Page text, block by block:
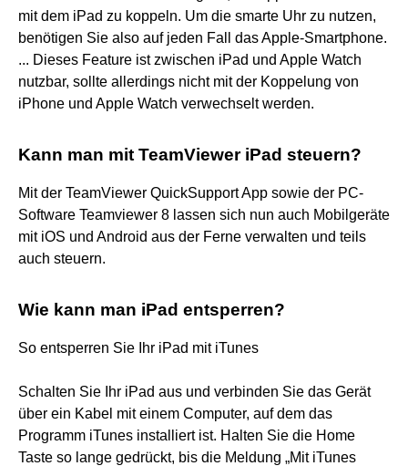
mit dem iPad zu koppeln. Um die smarte Uhr zu nutzen,
benötigen Sie also auf jeden Fall das Apple-Smartphone.
... Dieses Feature ist zwischen iPad und Apple Watch
nutzbar, sollte allerdings nicht mit der Koppelung von
iPhone und Apple Watch verwechselt werden.
Kann man mit TeamViewer iPad steuern?
Mit der TeamViewer QuickSupport App sowie der PC-
Software Teamviewer 8 lassen sich nun auch Mobilgeräte
mit iOS und Android aus der Ferne verwalten und teils
auch steuern.
Wie kann man iPad entsperren?
So entsperren Sie Ihr iPad mit iTunes
Schalten Sie Ihr iPad aus und verbinden Sie das Gerät
über ein Kabel mit einem Computer, auf dem das
Programm iTunes installiert ist. Halten Sie die Home
Taste so lange gedrückt, bis die Meldung „Mit iTunes